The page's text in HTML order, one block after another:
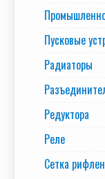
Пусковые
Радиаторы
Редуктора
Реле
Сетка